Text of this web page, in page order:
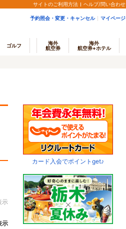
サイトのご利用方法 ヘルプ/問い合わせ
予約照会・変更・キャンセル マイページ
ゴルフ
海外
航空券
海外
航空券+ホテル
示
示
カード入会でポイントget♪